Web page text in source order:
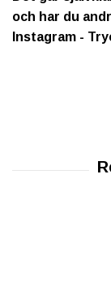
och har du
Instagram -